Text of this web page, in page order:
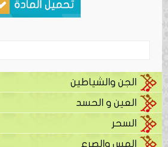
الجن والشياطين
العين و الحسد
السحر
المس والصرع